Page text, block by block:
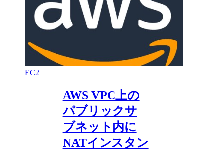
EC2
AWS VPC上の
パブリックサ
ブネット内に
NATインスタン